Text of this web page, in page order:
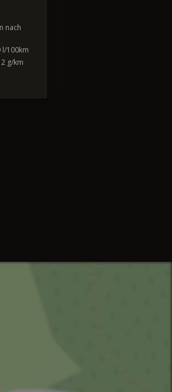
nach
100km
g/km